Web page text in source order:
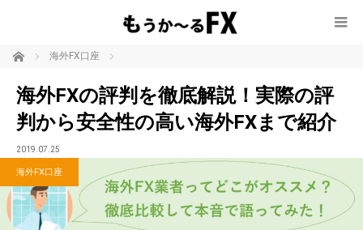
ホーム 海外FX口座
海外FXの評判を徹底解説！実際の評
判から安全性の高い海外FXまで紹介
海外FX口座
2019.07.25